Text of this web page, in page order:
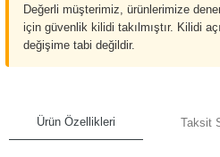
Değerli müşterimiz, ürünlerimize
için güvenlik kilidi takılmıştır. Kilidi
değişime tabi değildir.
Ürün Özellikleri Taksit